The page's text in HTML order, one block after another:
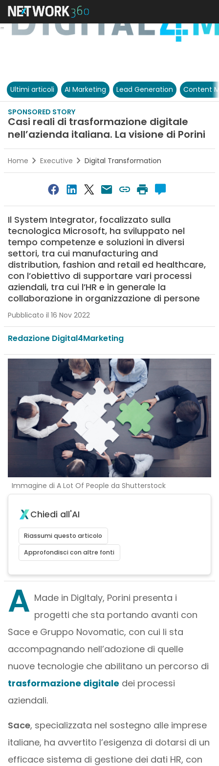
Ultimi articoli AI Marketing Lead Generation Content
SPONSORED STORY
Casi reali di trasformazione digitale
nell’azienda italiana. La visione di Porini
Home Executive Digital Transformation
Il System Integrator, focalizzato sulla
tecnologica Microsoft, ha sviluppato nel
tempo competenze e soluzioni in diversi
settori, tra cui manufacturing and
distribution, fashion and retail ed healthcare,
con l’obiettivo di supportare vari processi
aziendali, tra cui l’HR e in generale la
collaborazione in organizzazione di persone
Pubblicato il 16 Nov 2022
Redazione Digital4Marketing
Immagine di A Lot Of People da Shutterstock
Chiedi all'AI
Riassumi questo articolo
Approfondisci con altre fonti
A Made in DigItaly, Porini presenta i
progetti che sta portando avanti con
Sace e Gruppo Novomatic, con cui li sta
accompagnando nell’adozione di quelle
nuove tecnologie che abilitano un percorso di
trasformazione digitale dei processi
aziendali.
Sace, specializzata nel sostegno alle imprese
italiane, ha avvertito l’esigenza di dotarsi di un
efficace sistema di gestione dei dati HR, con